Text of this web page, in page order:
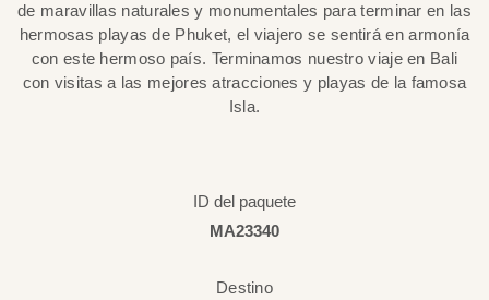
de maravillas naturales y monumentales para terminar en las
hermosas playas de Phuket, el viajero se sentirá en armonía
con este hermoso país. Terminamos nuestro viaje en Bali
con visitas a las mejores atracciones y playas de la famosa
Isla.
ID del paquete
MA23340
Destino